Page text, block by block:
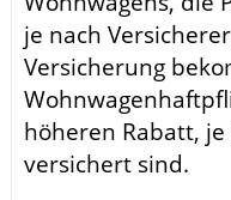
je nach
Versicherung
höheren Rabatt,
versichert sind.